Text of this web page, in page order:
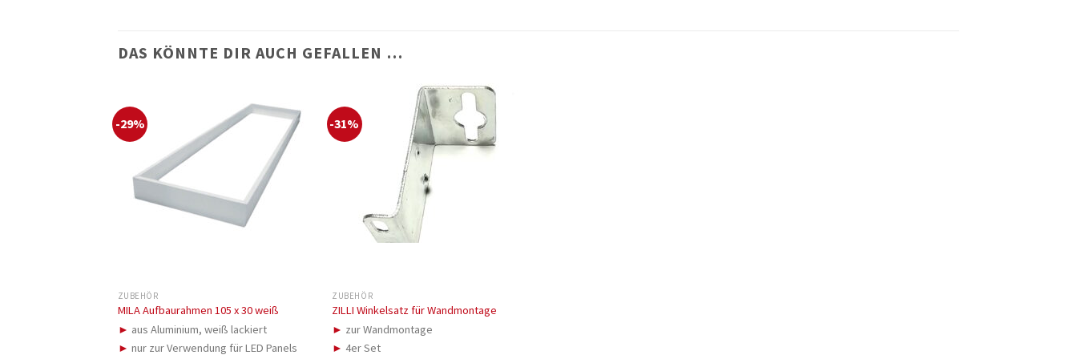
DAS KÖNNTE DIR AUCH GEFALLEN …
-29%
ZUBEHÖR
MILA Aufbaurahmen 105 x 30 weiß
► aus Aluminium, weiß lackiert
► nur zur Verwendung für LED Panels
-31%
ZUBEHÖR
ZILLI Winkelsatz für Wandmontage
► zur Wandmontage
► 4er Set